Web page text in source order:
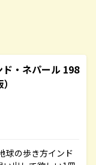
・ネパール 198
球の歩き方インド